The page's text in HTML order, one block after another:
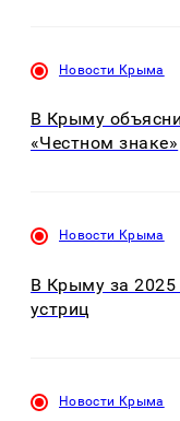
Новости Крыма
В Крыму
«Честном знаке»
Новости Крыма
В Крыму за 2025
устриц
Новости Крыма